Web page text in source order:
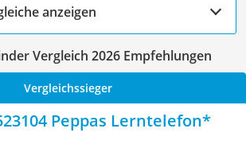
anzeigen
Vergleich 2026 Empfehlungen
Vergleichssieger
Peppas Lerntelefon